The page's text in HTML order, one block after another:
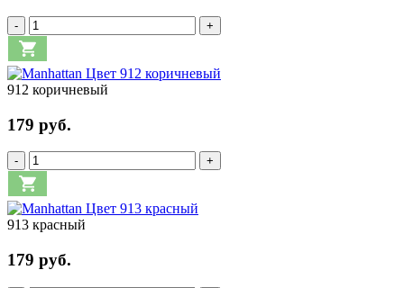
- +
912 коричневый
179 руб.
- +
913 красный
179 руб.